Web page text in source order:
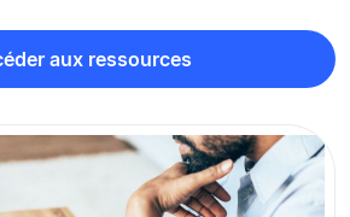
aux ressources